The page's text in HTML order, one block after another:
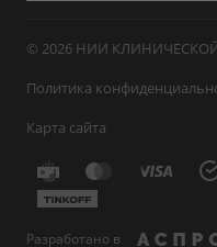
© 2026 НИИ
Политика
Карта сайта
Разработано в